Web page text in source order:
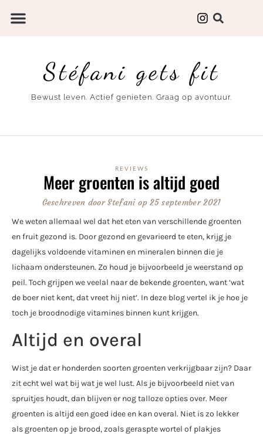
Stéfani gets fit
Bewust leven. Actief genieten. Graag op avontuur.
REVIEWS
Meer groenten is altijd goed
Geschreven doorStefani op 25 september 2021
We weten allemaal wel dat het eten van verschillende groenten
en fruit gezond is. Door gezond en gevarieerd te eten, krijg je
dagelijks voldoende vitaminen en mineralen binnen die je
lichaam ondersteunen. Zo houd je bijvoorbeeld je weerstand op
peil. Toch grijpen we veelal naar de bekende groenten, want ‘wat
de boer niet kent, dat vreet hij niet’. In deze blog vertel ik je hoe je
toch je broodnodige vitamines binnen kunt krijgen.
Altijd en overal
Wist je dat er honderden soorten groenten verkrijgbaar zijn? Daar
zit echt wel wat bij wat je wel lust. Als je bijvoorbeeld niet van
spruitjes houdt, dan blijven er nog talloze opties over. Meer
groenten is altijd een goed idee en kan overal. Niet is zo lekker
als groenten op je brood, zoals geraspte wortel of plakjes